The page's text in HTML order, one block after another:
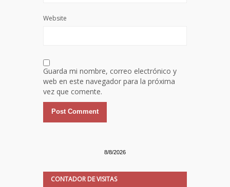
Website
Guarda mi nombre, correo electrónico y
web en este navegador para la próxima
vez que comente.
8/8/2026
CONTADOR DE VISITAS